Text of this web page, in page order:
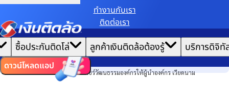
ทํางานกับเรา
ติดต่อเรา
|
ไทย EN
ซื้อประกันติดโล่ ลูกค้าเงินติดล้อต้องรู้ บริการดิจิทั
ดาวน์โหลดแอป
หน้าแรก
ข่าวสาร
องค์กร
TIDLOR Culture Wow แชร์วัฒนธรรมองค์กรให้ผู้นำองค์กร เวียดนาม
เราขอเก็บข้อมูลตาม นโยบายการใช้คุกกี้ เพื่อมอบประสบการณ์การใช้งานเว็บไซต์ที่ดีที่สุดให้
คุณ
ตั้งค่าคุกกี้ ยอมรับคุกกี้ทั้งหมด